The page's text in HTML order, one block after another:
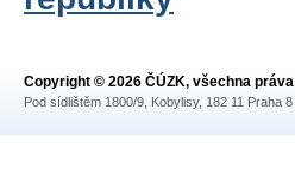
Copyright © 2026 ČÚZK, všechna
Pod sídlištěm 1800/9, Kobylisy, 182 11 Praha 8